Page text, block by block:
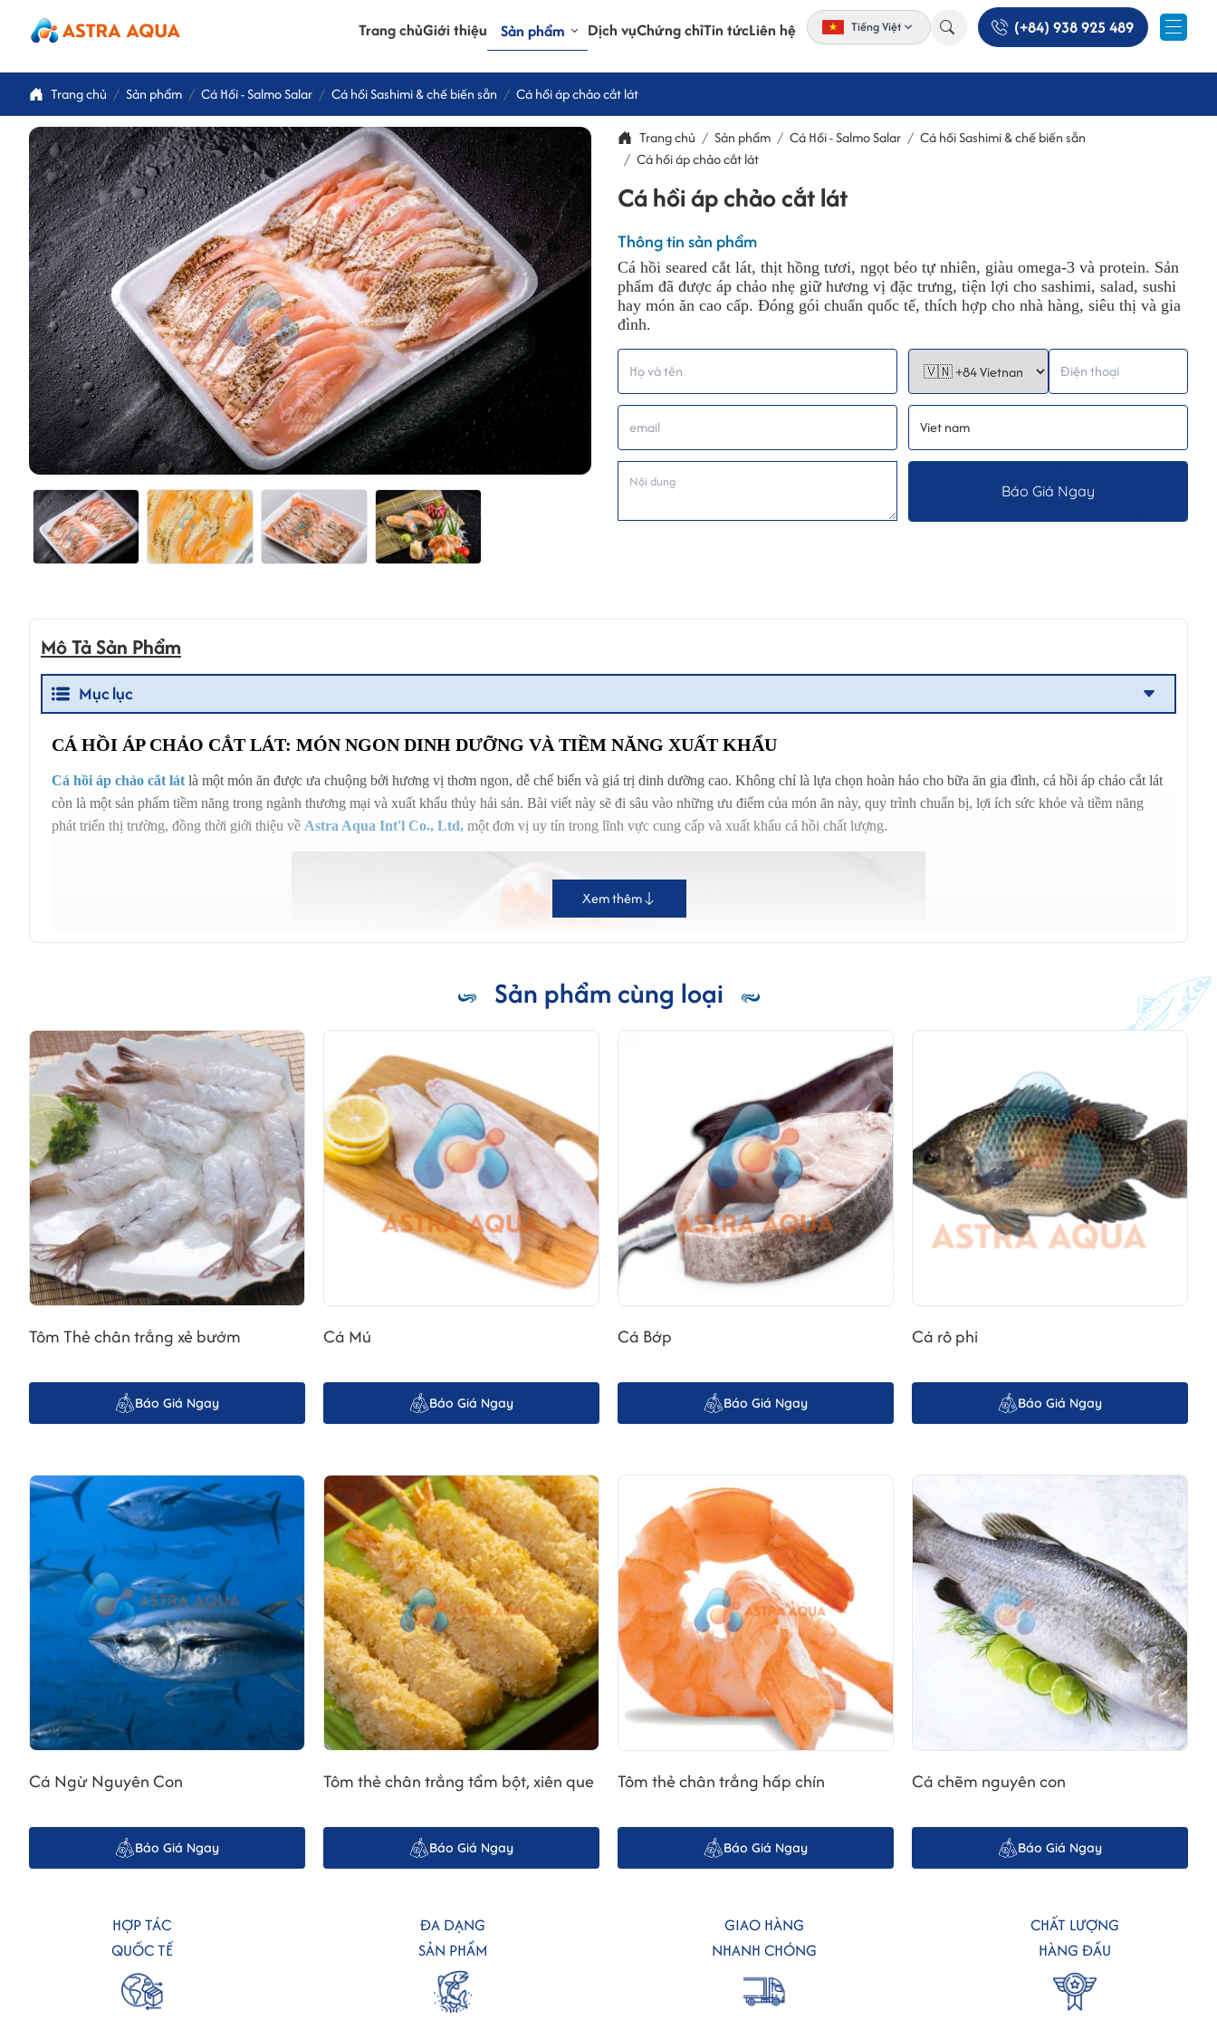
Trang chủGiới thiệu Sản phẩm Dịch vụChứng chỉTin tứcLiên hệ Tiếng Việt (+84) 938 925 489
Trang chủ Sản phẩm Cá Hồi - Salmo Salar Cá hồi Sashimi & chế biến sẵn Cá hồi áp chảo cắt lát
Trang chủ Sản phẩm Cá Hồi - Salmo Salar
Cá hồi Sashimi & chế biến sẵn
Cá hồi áp chảo cắt lát
Cá hồi áp chảo cắt lát
Thông tin sản phẩm
Cá hồi seared cắt lát, thịt hồng tươi, ngọt béo tự nhiên, giàu omega-3 và protein. Sản
phẩm đã được áp chảo nhẹ giữ hương vị đặc trưng, tiện lợi cho sashimi, salad, sushi
hay món ăn cao cấp. Đóng gói chuẩn quốc tế, thích hợp cho nhà hàng, siêu thị và gia
đình.
Báo Giá Ngay
Mô Tả Sản Phẩm
Mục lục
CÁ HỒI ÁP CHẢO CẮT LÁT: MÓN NGON DINH DƯỠNG VÀ TIỀM NĂNG XUẤT KHẨU
Cá hồi áp chảo cắt lát là một món ăn được ưa chuộng bởi hương vị thơm ngon, dễ chế biến và giá trị dinh dưỡng cao. Không chỉ là lựa chọn hoàn hảo cho bữa ăn gia đình, cá hồi áp chảo cắt lát
còn là một sản phẩm tiềm năng trong ngành thương mại và xuất khẩu thủy hải sản. Bài viết này sẽ đi sâu vào những ưu điểm của món ăn này, quy trình chuẩn bị, lợi ích sức khỏe và tiềm năng
phát triển thị trường, đồng thời giới thiệu về Astra Aqua Int'l Co., Ltd, một đơn vị uy tín trong lĩnh vực cung cấp và xuất khẩu cá hồi chất lượng.
I. Tại Sao Cá Hồi Áp Chảo Cắt Lát Lại Được Ưa Chuộng?
Sự phổ biến củacá hồi áp chảo cắt látđến từ nhiều yếu tố. Thứ nhất, đây là một món ăn dễ dàng thực hiện, phù hợp với cả những người mới bắt đầu làm quen với việc nấu nướng. Thứ hai, cá
hồi có hương vị đặc trưng, béo ngậy nhưng không ngấy, dễ dàng kết hợp với nhiều loại gia vị và rau củ. Cuối cùng, giá trị dinh dưỡng cao của cá hồi, đặc biệt là omega-3, là một điểm cộng lớn
đối với những người quan tâm đến sức khỏe.
II. Phân Biệt Cá Hồi Áp Chảo Cắt Lát và Cá Ngừ Cắt Lát Áp Chảo
Mặc dù cả cá hồi vàcá hồi cắt lát áp chảođều là những món ăn ngon và bổ dưỡng, nhưng chúng có những đặc điểm khác biệt rõ rệt. Cá hồi thường có màu cam đặc trưng, vân mỡ xen kẽ đều
III. Bí Quyết Áp Chảo Cá Hồi Cắt Lát Ngon Chuẩn Vị
Để có được món cá hồi áp chảo
cắt lát hoàn hảo, việc lựa chọn nguyên liệu tươi ngon và áp dụng đúng kỹ thuật là vô cùng quan trọng. Dưới đây là hướng dẫn chi tiết từng bước để bạn có thể tự
tay chế biến món ăn này tại nhà.
1. Lựa Chọn Cá Hồi Tươi Ngon
Chất lượng của cá hồi quyết định phần lớn hương vị của món ăn. Khi chọn cá hồi, nên ưu tiên những miếng cá có màu cam tươi, vân mỡ đều đặn và không có mùi tanh khó chịu. Thịt cá phải
chắc, đàn hồi tốt khi ấn nhẹ. Nếu mua cá hồi đông lạnh, hãy đảm bảo rằng cá được bảo quản đúng cách và không có dấu hiệu bị rã đông lại nhiều lần.
2. Chuẩn Bị và Ướp Cá Hồi
Trước khi áp chảo, cá hồi cần được sơ chế sạch sẽ và ướp gia vị vừa ăn. Rửa nhẹ nhàng miếng cá dưới vòi nước lạnh, thấm khô bằng giấy ăn. Ướp cá với một chút muối, tiêu, và có thể thêm một
ít tỏi băm hoặc gừng để tăng thêm hương vị. Để cá ngấm gia vị trong khoảng 15-20 phút.
Sử dụng chảo chống dính là lựa chọn tốt nhất để áp chảo cá hồi. Đặt chảo lên bếp, đun nóng với một chút dầu ăn hoặc bơ. Khi dầu nóng, nhẹ nhàng đặt miếng cá hồi vào chảo, áp chảo mỗi mặt
Xem thêm
Sản phẩm cùng loại
Tôm Thẻ chân trắng xẻ bướm
Báo Giá Ngay
Cá Mú
Báo Giá Ngay
Cá Bớp
Báo Giá Ngay
Cá rô phi
Báo Giá Ngay
Cá Ngừ Nguyên Con
Báo Giá Ngay
Tôm thẻ chân trắng tẩm bột, xiên que
Báo Giá Ngay
Tôm thẻ chân trắng hấp chín
Báo Giá Ngay
Cá chẽm nguyên con
Báo Giá Ngay
HỢP TÁC
QUỐC TẾ
ĐA DẠNG
SẢN PHẨM
GIAO HÀNG
NHANH CHÓNG
CHẤT LƯỢNG
HÀNG ĐẦU